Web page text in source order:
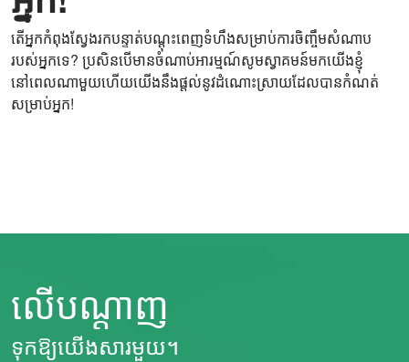
តើអ្នកកំពុងស្វែងរកបន្ទាត់បណ្ដុះពេញទំហឹងសម្រាប់ការចិញ្ចឹមសំណាប
របស់អ្នកទេ? ប្រសិនបើមានចំណាប់អារម្មណ៍សូមស្វាគមន៍មកយើងខ្ញុំ
នៅពេលណាមួយហើយយើងនឹងផ្តល់នូវដំណោះស្រាយដែលបានកំណត់
សម្រាប់អ្នក!
លើបណ្តាញ
ទុកឱ្យយើងសារមួយ។